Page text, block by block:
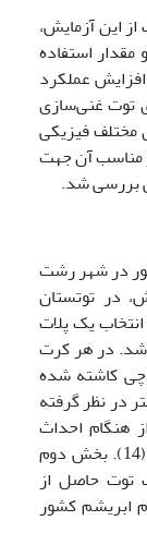
این آزمایش،
مقدار استفاده
عملکرد
توت غنی‌سازی
مختلف فیزیکی
مناسب آن جهت
بررسی شد.
در شهر رشت
در توتستان
یک پلات
شد. در هر کرت
کاشته شده
در نظر گرفته
هنگام احداث
توتستان در مزرعه تحقیقاتی اعمال شده بود (14). بخش دوم
توت حاصل از
ابریشم کشور